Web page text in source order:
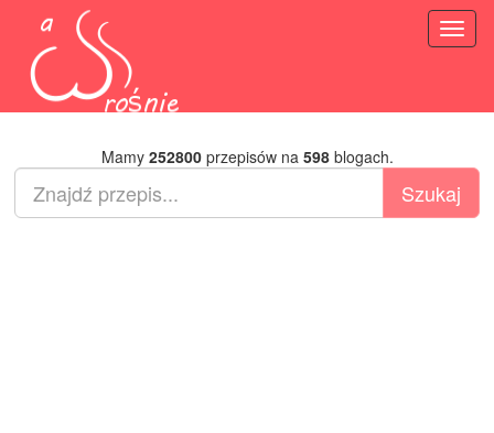
Mamy 252800przepisów na 598blogach.